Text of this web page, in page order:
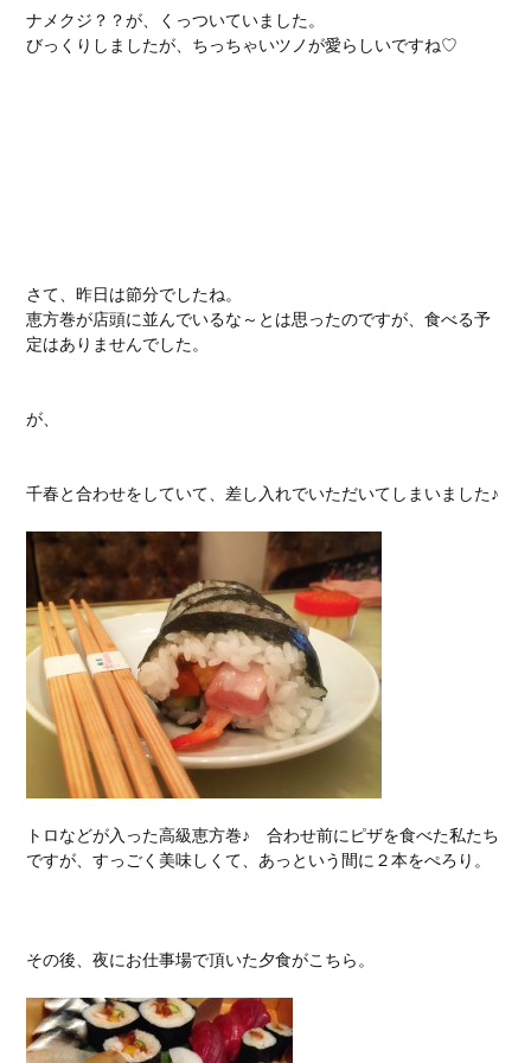
ナメクジ？？が、くっついていました。
びっくりしましたが、ちっちゃいツノが愛らしいですね♡
さて、昨日は節分でしたね。
恵方巻が店頭に並んでいるな～とは思ったのですが、食べる予
定はありませんでした。
が、
千春と合わせをしていて、差し入れでいただいてしまいました♪
トロなどが入った高級恵方巻♪ 合わせ前にピザを食べた私たち
ですが、すっごく美味しくて、あっという間に２本をぺろり。
その後、夜にお仕事場で頂いた夕食がこちら。